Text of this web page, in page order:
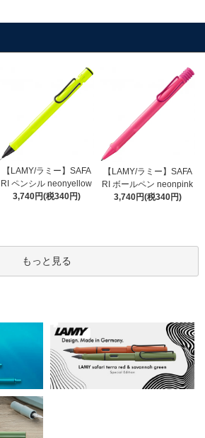
【LAMY/ラミー】SAFA
RI ペンシル neonyellow
3,740円(税340円)
【LAMY/ラミー】SAFA
RI ボールペン neonpink
3,740円(税340円)
もっと見る